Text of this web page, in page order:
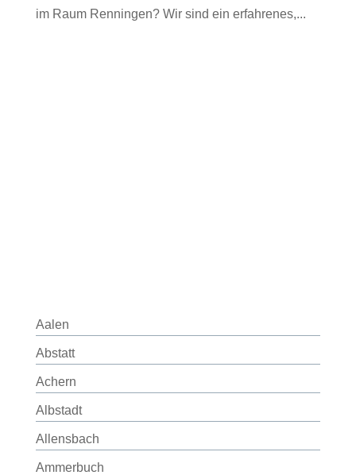
im Raum Renningen? Wir sind ein erfahrenes,...
Aalen
Abstatt
Achern
Albstadt
Allensbach
Ammerbuch